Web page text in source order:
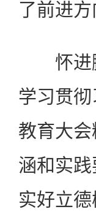
了前进
怀进鹏
学习贯
教育大
涵和实
实好立